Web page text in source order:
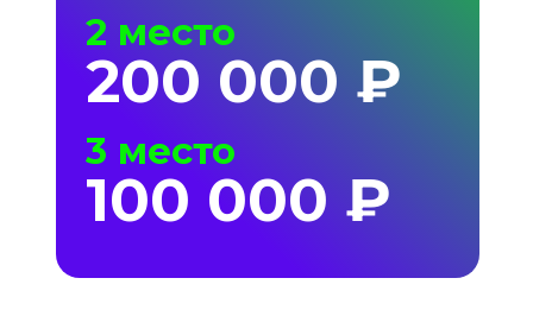
100 000 ₽
3 место
2 место
200 000 ₽